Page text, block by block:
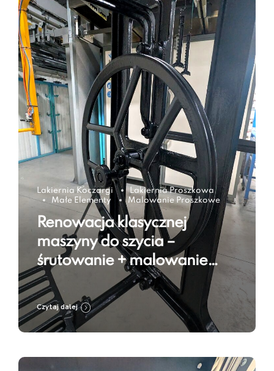
Lakiernia Koczargi
Lakiernia Proszkowa
Małe Elementy
Malowanie Proszkowe
Renowacja klasycznej
maszyny do szycia –
śrutowanie + malowanie
proszkowe w kolorze Jet
Black RAL 9005
Czytaj dalej